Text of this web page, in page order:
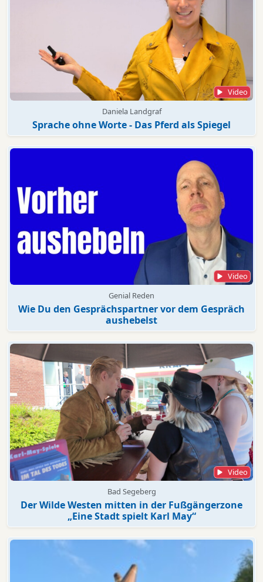
Video
Daniela Landgraf
Sprache ohne Worte - Das Pferd als Spiegel
Video
Genial Reden
Wie Du den Gesprächspartner vor dem Gespräch
aushebelst
Video
Bad Segeberg
Der Wilde Westen mitten in der Fußgängerzone
„Eine Stadt spielt Karl May“